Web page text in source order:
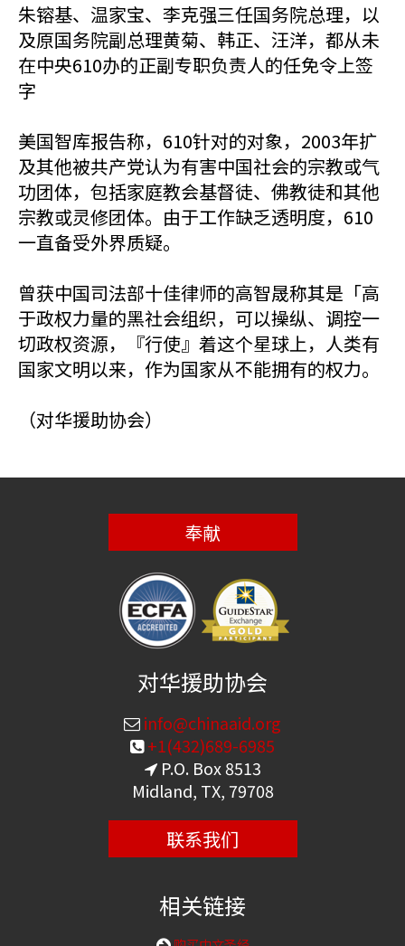
朱镕基、温家宝、李克强三任国务院总理，以
及原国务院副总理黄菊、韩正、汪洋，都从未
在中央610办的正副专职负责人的任免令上签
字
美国智库报告称，610针对的对象，2003年扩
及其他被共产党认为有害中国社会的宗教或气
功团体，包括家庭教会基督徒、佛教徒和其他
宗教或灵修团体。由于工作缺乏透明度，610
一直备受外界质疑。
曾获中国司法部十佳律师的高智晟称其是「高
于政权力量的黑社会组织，可以操纵、调控一
切政权资源，『行使』着这个星球上，人类有
国家文明以来，作为国家从不能拥有的权力。
（对华援助协会）
奉献
对华援助协会
info@chinaaid.org
+1(432)689-6985
P.O. Box 8513
Midland, TX, 79708
联系我们
相关链接